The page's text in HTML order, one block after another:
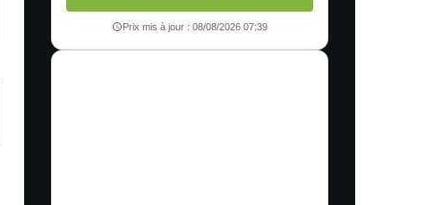
Prix mis à jour : 08/08/2026 07:39